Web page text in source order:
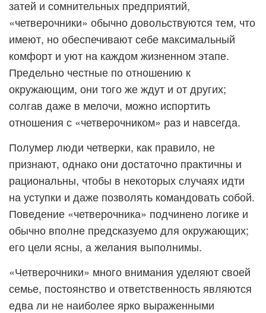
затей и сомнительных предприятий,
«четверочники» обычно довольствуются тем, что
имеют, но обеспечивают себе максимальный
комфорт и уют на каждом жизненном этапе.
Предельно честные по отношению к
окружающим, они того же ждут и от других;
солгав даже в мелочи, можно испортить
отношения с «четверочником» раз и навсегда.
Полумер люди четверки, как правило, не
признают, однако они достаточно практичны и
рациональны, чтобы в некоторых случаях идти
на уступки и даже позволять командовать собой.
Поведение «четверочника» подчинено логике и
обычно вполне предсказуемо для окружающих;
его цели ясны, а желания выполнимы.
«Четверочники» много внимания уделяют своей
семье, постоянство и ответственность являются
едва ли не наиболее ярко выраженными